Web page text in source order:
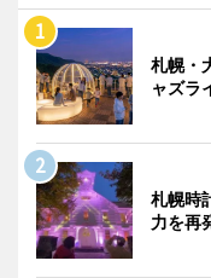
札幌・
ャズラ
札幌時
力を再